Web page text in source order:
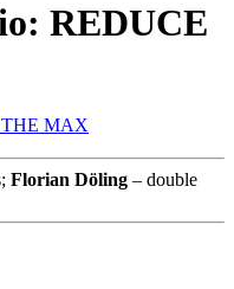
REDUCE
Florian Döling – double